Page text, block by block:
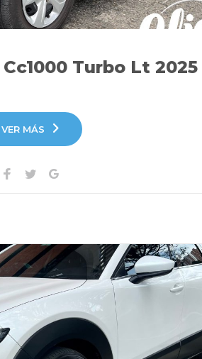
Turbo Lt 2025
VER MÁS
Facebook
TwitterGoogle+